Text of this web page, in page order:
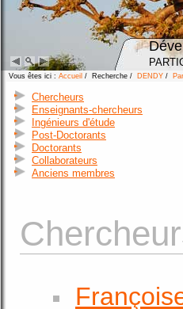
Vous êtes ici : Accueil / Recherche / DENDY /
Chercheurs
Enseignants-chercheurs
Ingénieurs d'étude
Post-Doctorants
Doctorants
Collaborateurs
Anciens membres